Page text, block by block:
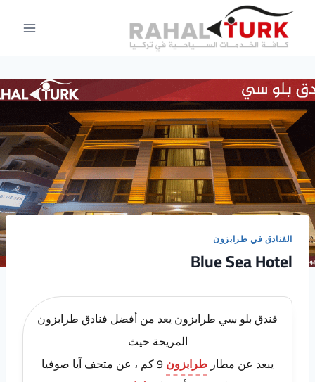
التجاوز
المحتوى
الفنادق في طرابزون
Blue Sea Hotel
فندق بلو سي طرابزون يعد من أفضل فنادق طرابزون
المريحة حيث
يبعد عن مطار طرابزون 9 كم ، عن متحف آيا صوفيا